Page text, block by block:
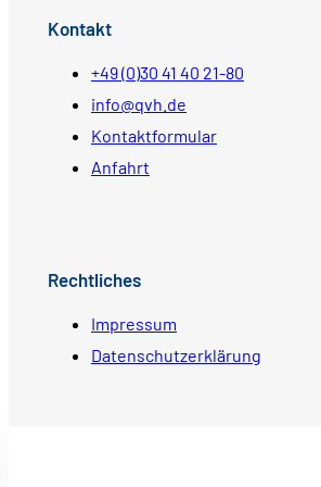
Kontakt
+49 (0)30 41 40 21-80
info@qvh.de
Kontaktformular
Anfahrt
Rechtliches
Impressum
Datenschutzerklärung